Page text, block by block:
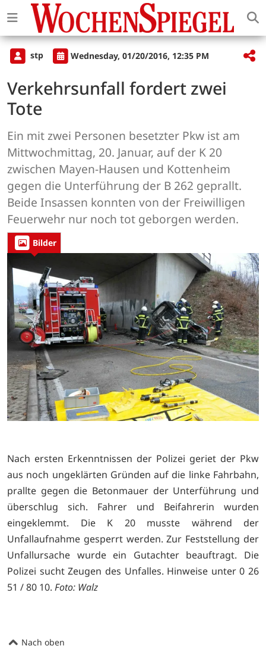
stp Wednesday, 01/20/2016, 12:35 PM
Verkehrsunfall fordert zwei
Tote
Ein mit zwei Personen besetzter Pkw ist am
Mittwochmittag, 20. Januar, auf der K 20
zwischen Mayen-Hausen und Kottenheim
gegen die Unterführung der B 262 geprallt.
Beide Insassen konnten von der Freiwilligen
Feuerwehr nur noch tot geborgen werden.
Bilder
Nach ersten Erkenntnissen der Polizei geriet der Pkw
aus noch ungeklärten Gründen auf die linke Fahrbahn,
prallte gegen die Betonmauer der Unterführung und
überschlug sich. Fahrer und Beifahrerin wurden
eingeklemmt. Die K 20 musste während der
Unfallaufnahme gesperrt werden. Zur Feststellung der
Unfallursache wurde ein Gutachter beauftragt. Die
Polizei sucht Zeugen des Unfalles. Hinweise unter 0 26
51 / 80 10. Foto: Walz
Nach oben